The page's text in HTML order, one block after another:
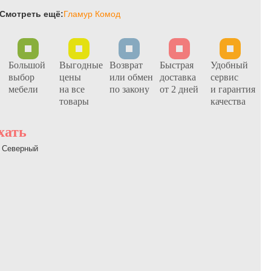
Смотреть ещё:Гламур Комод
Большой
выбор
мебели
Выгодные
цены
на все
товары
Возврат
или обмен
по закону
Быстрая
доставка
от 2 дней
Удобный
сервис
и гарантия
качества
Северный